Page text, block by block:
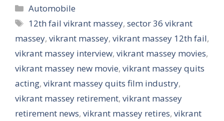
Categories
Automobile
Tags
12th fail vikrant massey,sector 36 vikrant
massey, vikrant massey, vikrant massey 12th fail,
vikrant massey interview, vikrant massey movies,
vikrant massey new movie, vikrant massey quits
acting, vikrant massey quits film industry,
vikrant massey retirement, vikrant massey
retirement news, vikrant massey retires, vikrant